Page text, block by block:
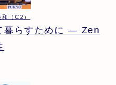
（C2）
暮らすために ― Zen